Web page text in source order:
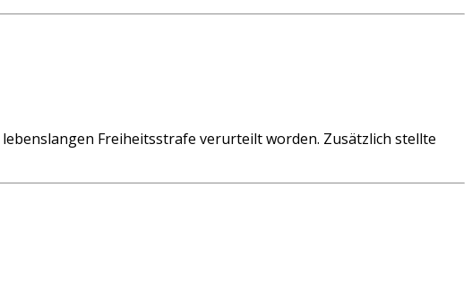
Freiheitsstrafe verurteilt worden. Zusätzlich stellte